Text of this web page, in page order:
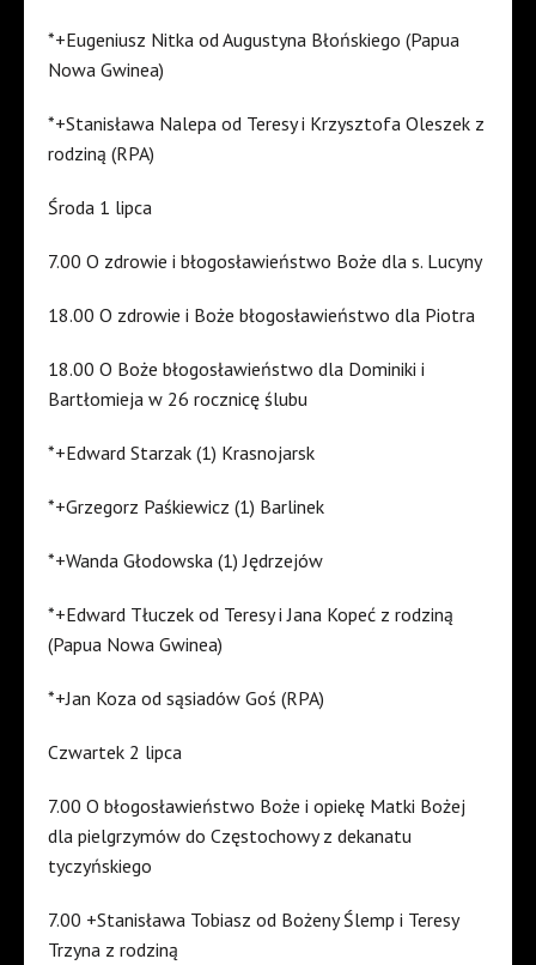
*+Eugeniusz Nitka od Augustyna Błońskiego (Papua
Nowa Gwinea)
*+Stanisława Nalepa od Teresy i Krzysztofa Oleszek z
rodziną (RPA)
Środa 1 lipca
7.00 O zdrowie i błogosławieństwo Boże dla s. Lucyny
18.00 O zdrowie i Boże błogosławieństwo dla Piotra
18.00 O Boże błogosławieństwo dla Dominiki i
Bartłomieja w 26 rocznicę ślubu
*+Edward Starzak (1) Krasnojarsk
*+Grzegorz Paśkiewicz (1) Barlinek
*+Wanda Głodowska (1) Jędrzejów
*+Edward Tłuczek od Teresy i Jana Kopeć z rodziną
(Papua Nowa Gwinea)
*+Jan Koza od sąsiadów Goś (RPA)
Czwartek 2 lipca
7.00 O błogosławieństwo Boże i opiekę Matki Bożej
dla pielgrzymów do Częstochowy z dekanatu
tyczyńskiego
7.00 +Stanisława Tobiasz od Bożeny Ślemp i Teresy
Trzyna z rodziną